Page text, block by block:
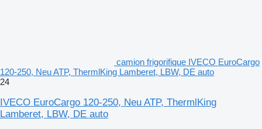
camion frigorifique IVECO EuroCargo
120-250, Neu ATP, ThermlKing Lamberet, LBW, DE auto
24
IVECO EuroCargo 120-250, Neu ATP, ThermlKing
Lamberet, LBW, DE auto